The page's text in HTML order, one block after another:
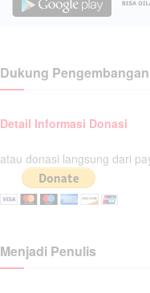
Dukung
Detail Informasi Donasi
atau donasi langsung dari
Menjadi Penulis